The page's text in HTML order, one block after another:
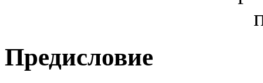
Предисловие